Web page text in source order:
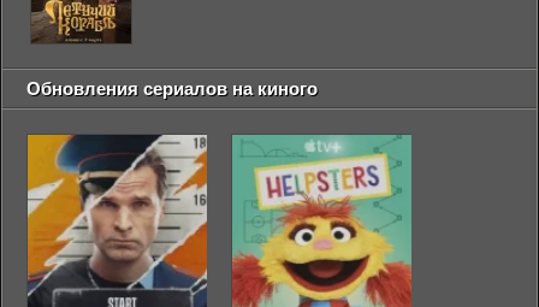
Обновления сериалов на киного